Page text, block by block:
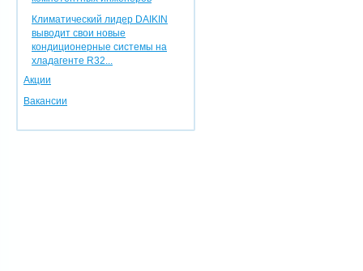
Климатический лидер DAIKIN
выводит свои новые
кондиционерные системы на
хладагенте R32...
Акции
Вакансии